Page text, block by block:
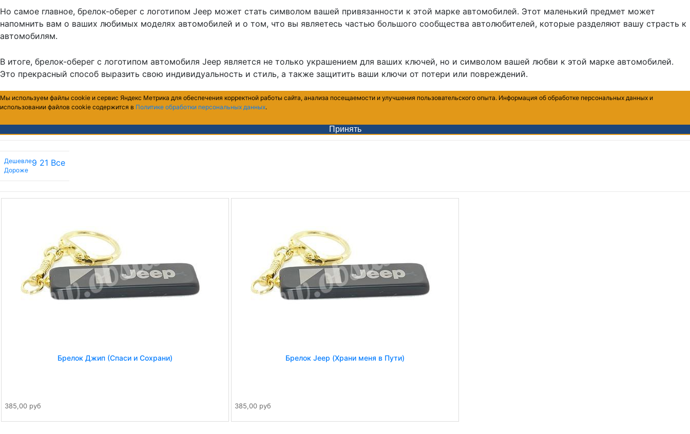
Но самое главное, брелок-оберег с логотипом Jeep может стать символом вашей привязанности к этой марке автомобилей. Этот маленький предмет может
напомнить вам о ваших любимых моделях автомобилей и о том, что вы являетесь частью большого сообщества автолюбителей, которые разделяют вашу страсть к
автомобилям.
В итоге, брелок-оберег с логотипом автомобиля Jeep является не только украшением для ваших ключей, но и символом вашей любви к этой марке автомобилей.
Это прекрасный способ выразить свою индивидуальность и стиль, а также защитить ваши ключи от потери или повреждений.
Мы используем файлы cookie и сервис Яндекс Метрика для обеспечения корректной работы сайта, анализа посещаемости и улучшения пользовательского опыта. Информация об обработке персональных данных и
использовании файлов cookie содержится в Политике обработки персональных данных.
Принять
Дешевле
Дороже
9 21 Все
Брелок Джип (Спаси и Сохрани)
385,00 руб
Брелок Jeep (Храни меня в Пути)
385,00 руб